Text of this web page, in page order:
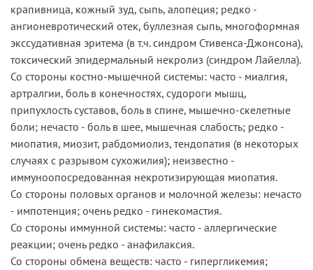
крапивница, кожный зуд, сыпь, алопеция; редко -
ангионевротический отек, буллезная сыпь, многоформная
экссудативная эритема (в т.ч. синдром Стивенса-Джонсона),
токсический эпидермальный некролиз (синдром Лайелла).
Со стороны костно-мышечной системы: часто - миалгия,
артралгии, боль в конечностях, судороги мышц,
припухлость суставов, боль в спине, мышечно-скелетные
боли; нечасто - боль в шее, мышечная слабость; редко -
миопатия, миозит, рабдомиолиз, тендопатия (в некоторых
случаях с разрывом сухожилия); неизвестно -
иммуноопосредованная некротизирующая миопатия.
Со стороны половых органов и молочной железы: нечасто
- импотенция; очень редко - гинекомастия.
Со стороны иммунной системы: часто - аллергические
реакции; очень редко - анафилаксия.
Со стороны обмена веществ: часто - гипергликемия;